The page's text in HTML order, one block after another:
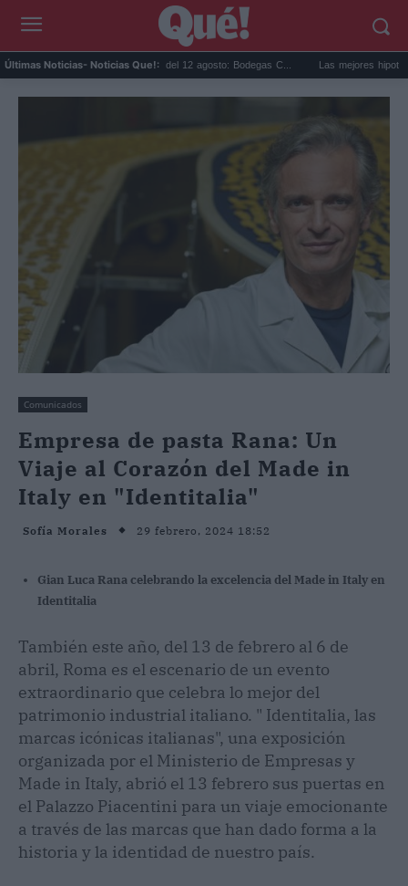
Últimas Noticias- Noticias Que!:
Eclipse solar en Cariñena del 12 agosto: Bodegas C... Las mejores hipotecas de
Comunicados
Empresa de pasta Rana: Un
Viaje al Corazón del Made in
Italy en "Identitalia"
Sofía Morales 29 febrero, 2024 18:52
Gian Luca Rana celebrando la excelencia del Made in Italy en
Identitalia
También este año, del 13 de febrero al 6 de
abril, Roma es el escenario de un evento
extraordinario que celebra lo mejor del
patrimonio industrial italiano. " Identitalia, las
marcas icónicas italianas", una exposición
organizada por el Ministerio de Empresas y
Made in Italy, abrió el 13 febrero sus puertas en
el Palazzo Piacentini para un viaje emocionante
a través de las marcas que han dado forma a la
historia y la identidad de nuestro país.